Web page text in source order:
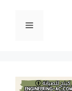
القائمة